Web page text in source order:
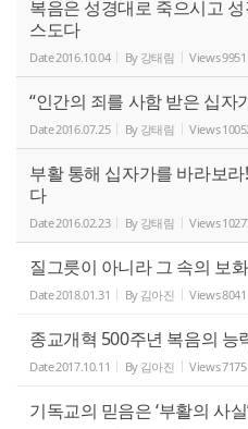
복음은 성경대로 죽으시고
스도다
Date2016.10.04 By 강태림 Views9951
“인간의 죄를 사함 받은 십자
Date2016.07.25 By 강태림 Views
부활 통해 십자가를 바라보
다
Date2016.02.23 By 강태림 Views
질그릇이 아니라 그 속의 보
Date2018.01.31 By 김아진 Views8041
종교개혁 500주년 복음의 능
Date2017.10.11 By 김아진 Views7175
기독교의 믿음은 ‘부활의 사